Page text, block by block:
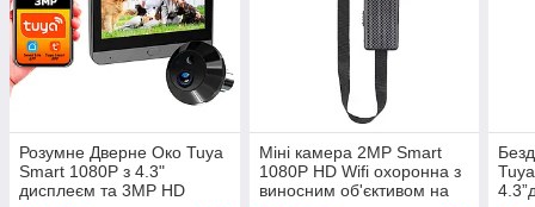
Розумне Дверне Око Tuya
Smart 1080P з 4.3"
дисплеєм та 3MP HD
Міні камера 2MP Smart
1080P HD Wifi охоронна з
виносним об'єктивом на